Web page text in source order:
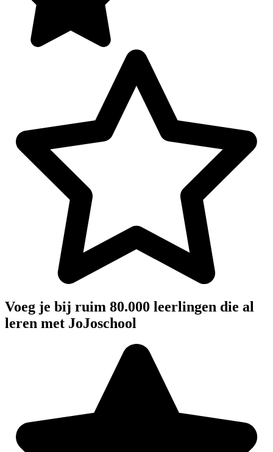
Voeg je bij ruim 80.000 leerlingen die al
leren met JoJoschool